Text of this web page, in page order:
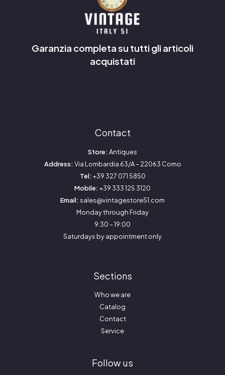
Garanzia completa su tutti gli articoli
acquistati
Contact
Store:Antiques
Address:Via Lombardia 63/A – 22063 Como
Tel:+39 327 071 5850
Mobile:+39 333 125 3120
Email:sales@vintagestore51.com
Monday through Friday
9:30 – 19:00
Saturdays by appointment only
Sections
Who we are
Catalog
Contact
Service
Follow us